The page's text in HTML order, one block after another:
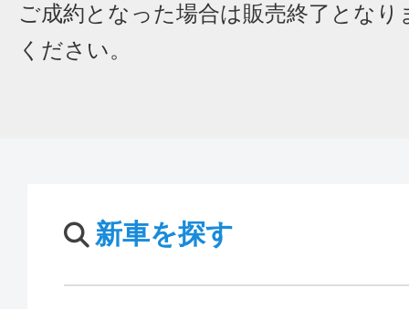
ご成約となった場合は販売終了となり
ください。
新車を探す